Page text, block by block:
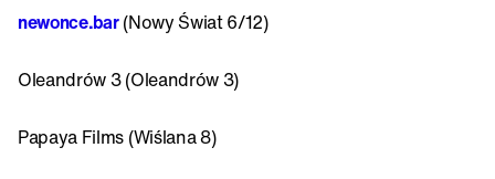
newonce.bar(Nowy Świat 6/12)
Oleandrów 3 (Oleandrów 3)
Papaya Films (Wiślana 8)